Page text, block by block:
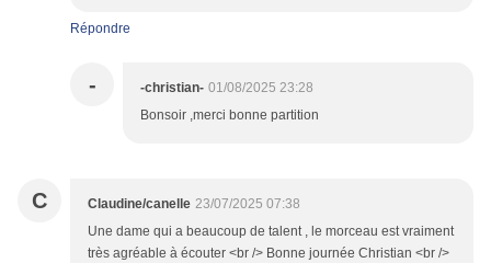
Répondre
- -christian- 01/08/2025 23:28
Bonsoir ,merci bonne partition
C Claudine/canelle 23/07/2025 07:38
Une dame qui a beaucoup de talent , le morceau est vraiment
très agréable à écouter <br /> Bonne journée Christian <br />